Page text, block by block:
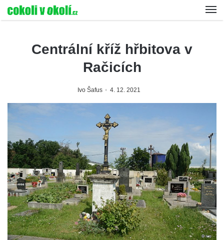
Centrální kříž hřbitova v
Račicích
Ivo Šafus 4. 12. 2021